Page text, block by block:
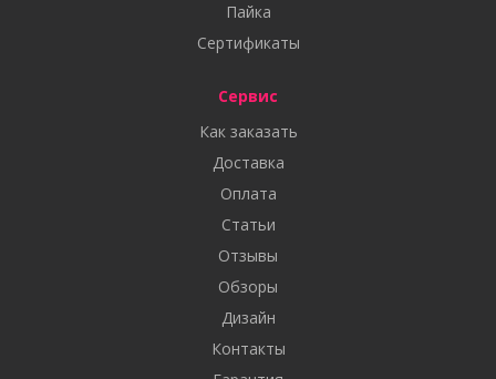
Пайка
Сертификаты
Сервис
Как заказать
Доставка
Оплата
Статьи
Отзывы
Обзоры
Дизайн
Контакты